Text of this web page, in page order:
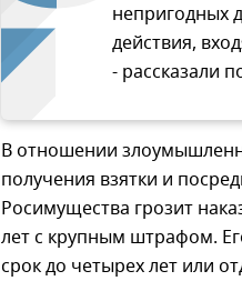
непригодных
действия,
- рассказали
В отношении
получения взятки и
Росимущества грозит
лет с крупным штрафом.
срок до четырех лет или